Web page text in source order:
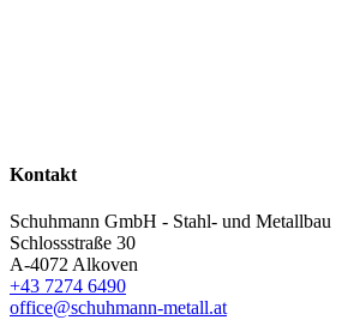
Kontakt
Schuhmann GmbH - Stahl- und Metallbau
Schlossstraße 30
A-4072 Alkoven
+43 7274 6490
office@schuhmann-metall.at